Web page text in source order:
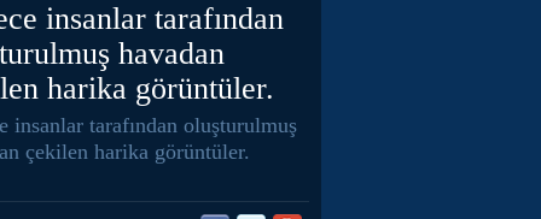
insanlar tarafından
havadan
harika görüntüler.
insanlar tarafından oluşturulmuş
çekilen harika görüntüler.